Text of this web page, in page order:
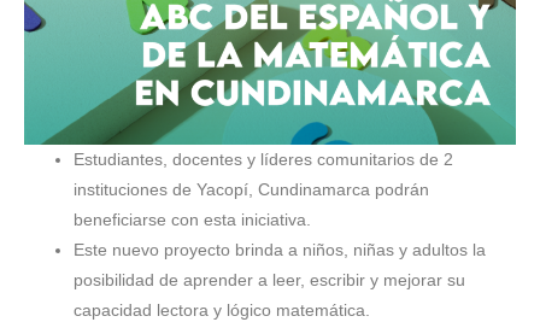
Estudiantes, docentes y líderes comunitarios de 2
instituciones de Yacopí, Cundinamarca podrán
beneficiarse con esta iniciativa.
Este nuevo proyecto brinda a niños, niñas y adultos la
posibilidad de aprender a leer, escribir y mejorar su
capacidad lectora y lógico matemática.